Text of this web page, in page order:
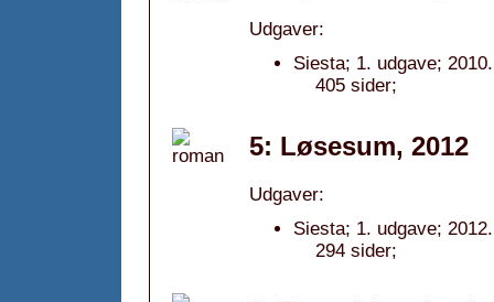
Udgaver:
Siesta; 1. udgave; 2010.
405 sider;
5: Løsesum, 2012
Udgaver:
Siesta; 1. udgave; 2012.
294 sider;